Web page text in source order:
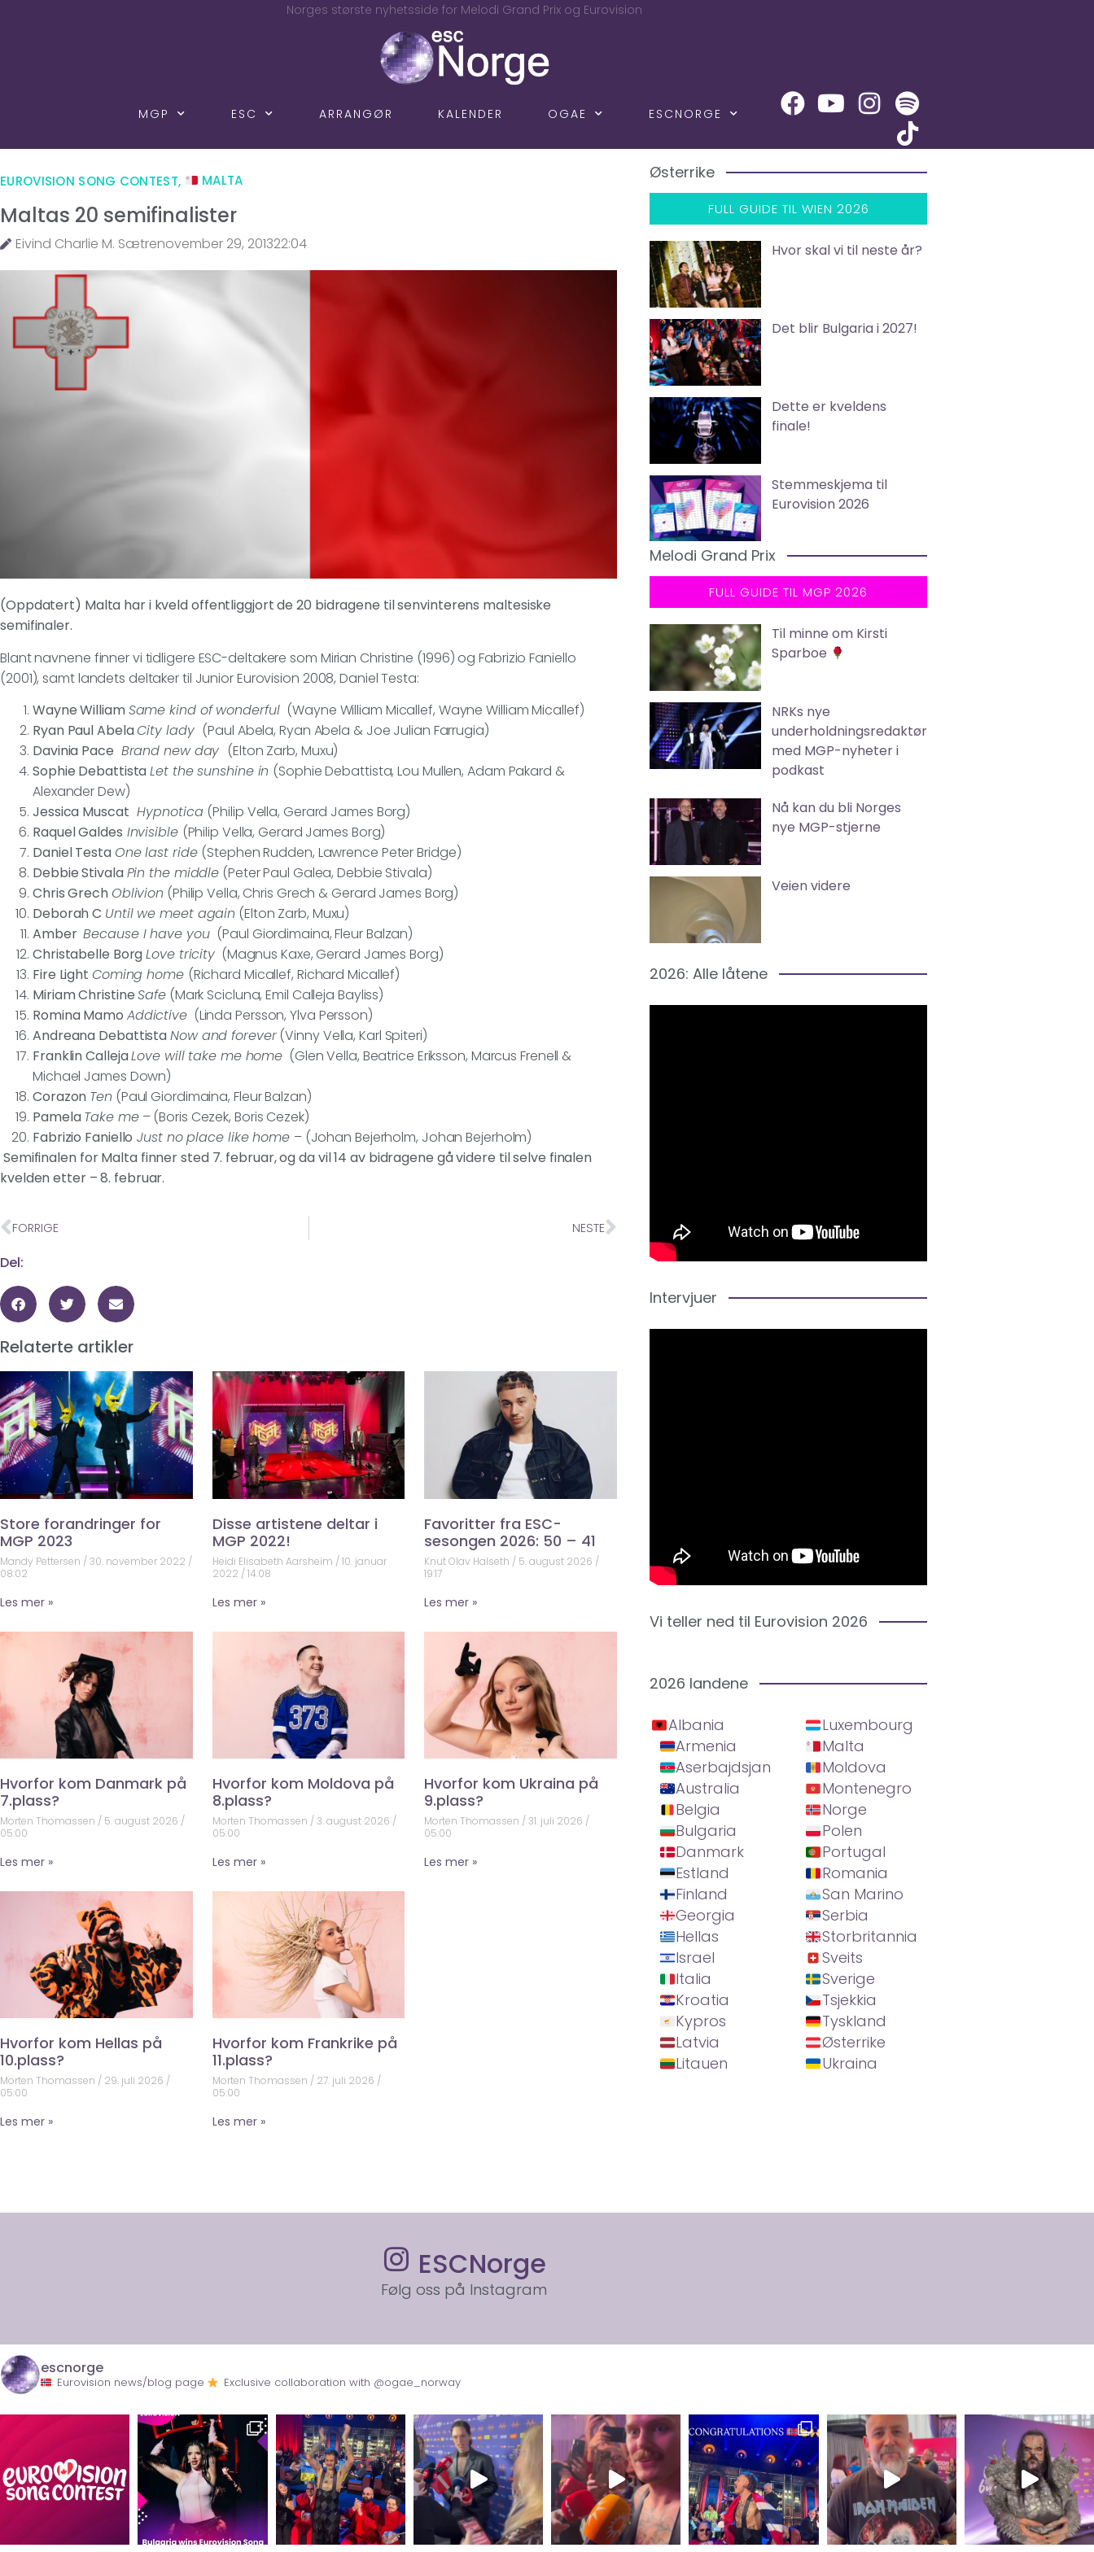
Norges største nyhetsside for Melodi Grand Prix og Eurovision
MGP ESC ARRANGØR KALENDER OGAE ESCNORGE
EUROVISION SONG CONTEST, MALTA
Maltas 20 semifinalister
Eivind Charlie M. Sætrenovember 29, 201322:04
(Oppdatert) Malta har i kveld offentliggjort de 20 bidragene til senvinterens maltesiske
semifinaler.
Blant navnene finner vi tidligere ESC-deltakere som Mirian Christine (1996) og Fabrizio Faniello
(2001), samt landets deltaker til Junior Eurovision 2008, Daniel Testa:
Wayne WilliamSame kind of wonderful (Wayne William Micallef, Wayne William Micallef)
Ryan Paul AbelaCity lady (Paul Abela, Ryan Abela & Joe Julian Farrugia)
Davinia Pace Brand new day (Elton Zarb, Muxu)
Sophie DebattistaLet the sunshine in (Sophie Debattista, Lou Mullen, Adam Pakard &
Alexander Dew)
Jessica Muscat Hypnotica (Philip Vella, Gerard James Borg)
Raquel Galdes Invisible (Philip Vella, Gerard James Borg)
Daniel Testa One last ride (Stephen Rudden, Lawrence Peter Bridge)
Debbie StivalaPin the middle (Peter Paul Galea, Debbie Stivala)
Chris Grech Oblivion (Philip Vella, Chris Grech & Gerard James Borg)
Deborah C Until we meet again (Elton Zarb, Muxu)
AmberBecause I have you (Paul Giordimaina, Fleur Balzan)
Christabelle BorgLove tricity (Magnus Kaxe, Gerard James Borg)
Fire Light Coming home (Richard Micallef, Richard Micallef)
Miriam ChristineSafe(Mark Scicluna, Emil Calleja Bayliss)
Romina Mamo Addictive(Linda Persson, Ylva Persson)
Andreana DebattistaNow and forever(Vinny Vella, Karl Spiteri)
Franklin CallejaLove will take me home (Glen Vella, Beatrice Eriksson, Marcus Frenell &
Michael James Down)
Corazon Ten (Paul Giordimaina, Fleur Balzan)
PamelaTake me– (Boris Cezek, Boris Cezek)
Fabrizio Faniello Just no place like home – (Johan Bejerholm, Johan Bejerholm)
Semifinalen for Malta finner sted 7. februar, og da vil 14 av bidragene gå videre til selve finalen
kvelden etter – 8. februar.
FORRIGE NESTE
Del:
Relaterte artikler
Store forandringer for
MGP 2023
Mandy Pettersen
30. november 2022
08:02
Les mer »
Disse artistene deltar i
MGP 2022!
Heidi Elisabeth Aarsheim 10. januar
2022 14:08
Les mer »
Favoritter fra ESC-
sesongen 2026: 50 – 41
Knut Olav Halseth
5. august 2026
19:17
Les mer »
Hvorfor kom Danmark på
7.plass?
Morten Thomassen
5. august 2026
05:00
Les mer »
Hvorfor kom Moldova på
8.plass?
Morten Thomassen 3. august 2026
05:00
Les mer »
Hvorfor kom Ukraina på
9.plass?
Morten Thomassen
31. juli 2026
05:00
Les mer »
Hvorfor kom Hellas på
10.plass?
Morten Thomassen
29. juli 2026
05:00
Les mer »
Hvorfor kom Frankrike på
11.plass?
Morten Thomassen 27. juli 2026
05:00
Les mer »
Østerrike
FULL GUIDE TIL WIEN 2026
Hvor skal vi til neste år?
Det blir Bulgaria i 2027!
Dette er kveldens
finale!
Stemmeskjema til
Eurovision 2026
Melodi Grand Prix
FULL GUIDE TIL MGP 2026
Til minne om Kirsti
Sparboe
NRKs nye
underholdningsredaktør
med MGP-nyheter i
podkast
Nå kan du bli Norges
nye MGP-stjerne
Veien videre
2026: Alle låtene
Intervjuer
Vi teller ned til Eurovision 2026
2026 landene
Albania
Armenia
Aserbajdsjan
Australia
Belgia
Bulgaria
Danmark
Estland
Finland
Georgia
Hellas
Israel
Italia
Kroatia
Kypros
Latvia
Litauen
Luxembourg
Malta
Moldova
Montenegro
Norge
Polen
Portugal
Romania
San Marino
Serbia
Storbritannia
Sveits
Sverige
Tsjekkia
Tyskland
Østerrike
Ukraina
ESCNorge
Følg oss på Instagram
escnorge
Eurovision news/blog page Exclusive collaboration with @ogae_norway